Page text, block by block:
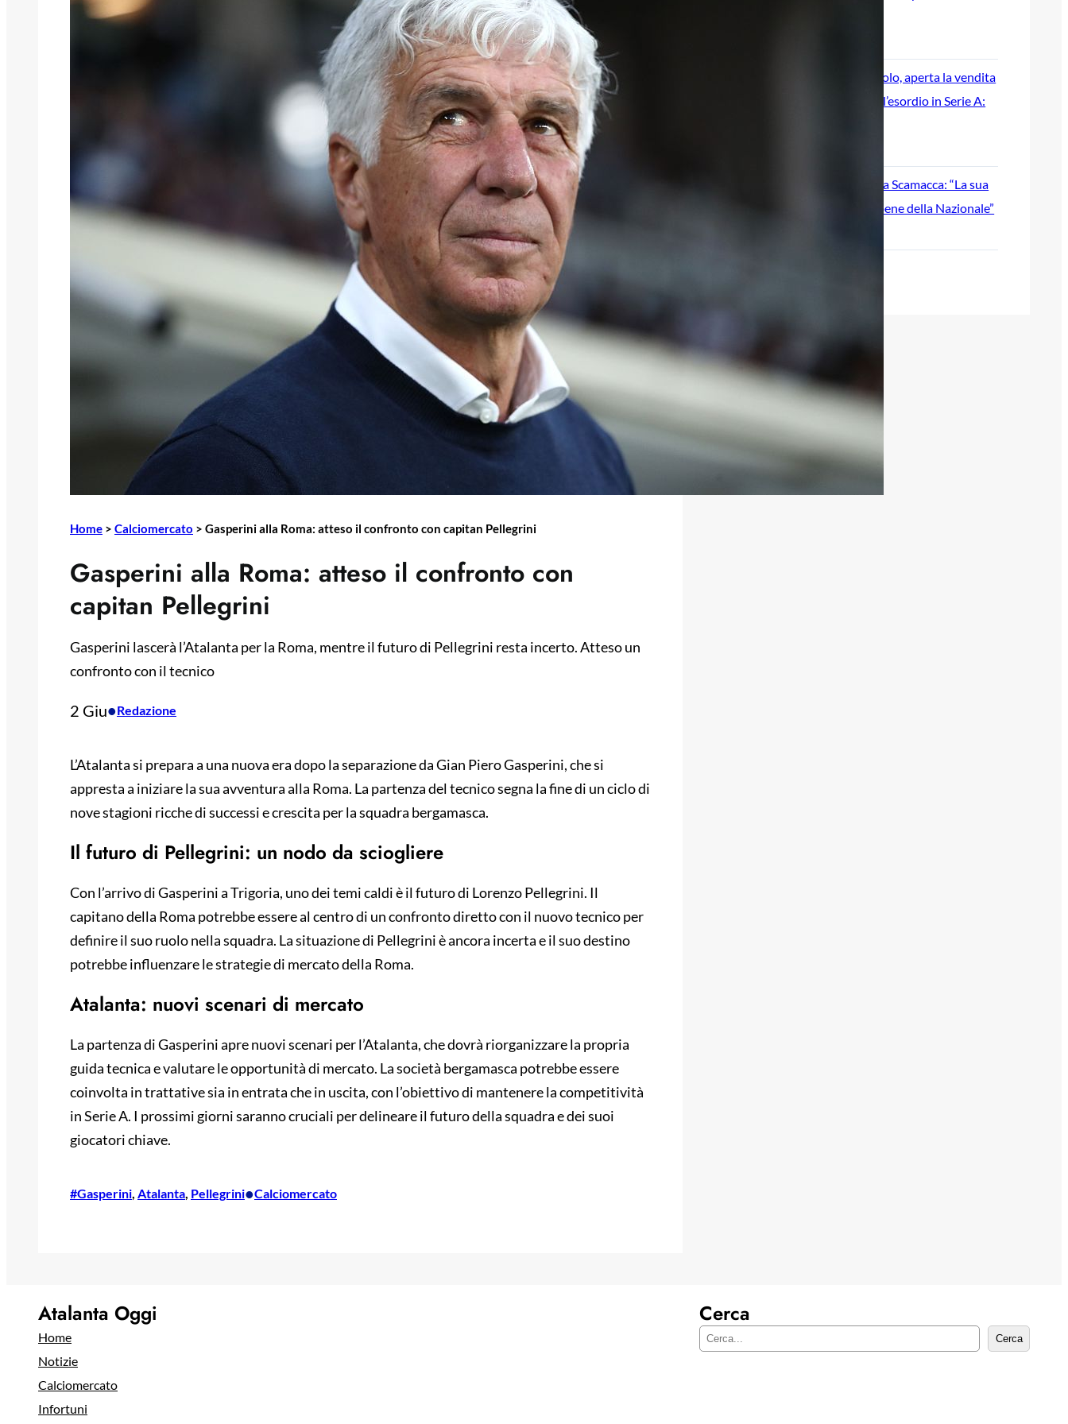
Home > Calciomercato > Gasperini alla Roma: atteso il confronto con capitan Pellegrini
Gasperini alla Roma: atteso il confronto con
capitan Pellegrini
Gasperini lascerà l’Atalanta per la Roma, mentre il futuro di Pellegrini resta incerto. Atteso un
confronto con il tecnico
2 Giu•Redazione
L’Atalanta si prepara a una nuova era dopo la separazione da Gian Piero Gasperini, che si
appresta a iniziare la sua avventura alla Roma. La partenza del tecnico segna la fine di un ciclo di
nove stagioni ricche di successi e crescita per la squadra bergamasca.
Il futuro di Pellegrini: un nodo da sciogliere
Con l’arrivo di Gasperini a Trigoria, uno dei temi caldi è il futuro di Lorenzo Pellegrini. Il
capitano della Roma potrebbe essere al centro di un confronto diretto con il nuovo tecnico per
definire il suo ruolo nella squadra. La situazione di Pellegrini è ancora incerta e il suo destino
potrebbe influenzare le strategie di mercato della Roma.
Atalanta: nuovi scenari di mercato
La partenza di Gasperini apre nuovi scenari per l’Atalanta, che dovrà riorganizzare la propria
guida tecnica e valutare le opportunità di mercato. La società bergamasca potrebbe essere
coinvolta in trattative sia in entrata che in uscita, con l’obiettivo di mantenere la competitività
in Serie A. I prossimi giorni saranno cruciali per delineare il futuro della squadra e dei suoi
giocatori chiave.
#Gasperini, Atalanta, Pellegrini•Calciomercato
Atalanta-Sassuolo, aperta la vendita
dei biglietti per l’esordio in Serie A:
Inzaghi incorona Scamacca: “La sua
stagione per il bene della Nazionale”
Atalanta Oggi
Home
Notizie
Calciomercato
Infortuni
Cerca
C
Cerca